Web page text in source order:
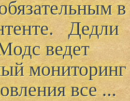
в
Дедли
ведет
мониторинг
все ...